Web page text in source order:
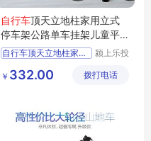
自行车顶天立地柱家用立式
停车架公路单车挂架儿童平
衡车墙壁挂钩
自行车顶天立地柱家用立式
颍上乐投
有限公司
￥ 332.00 拨打电话